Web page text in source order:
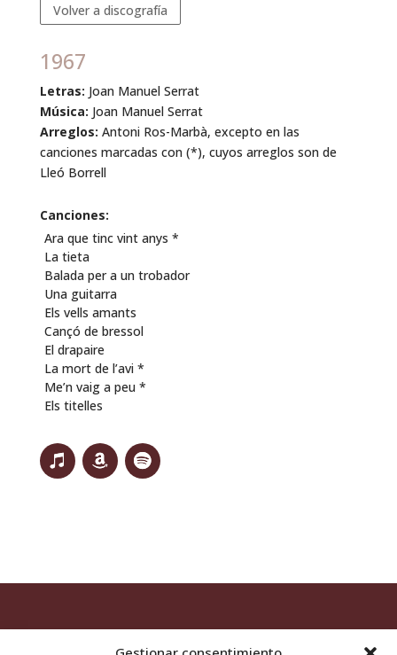
Volver a discografía
1967
Letras: Joan Manuel Serrat
Música: Joan Manuel Serrat
Arreglos: Antoni Ros-Marbà, excepto en las
canciones marcadas con (*), cuyos arreglos son de
Lleó Borrell
Canciones:
Ara que tinc vint anys *
La tieta
Balada per a un trobador
Una guitarra
Els vells amants
Cançó de bressol
El drapaire
La mort de l’avi *
Me’n vaig a peu *
Els titelles